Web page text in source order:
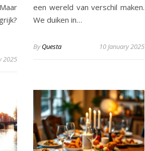
2025
een wereld van verschil maken.
We duiken in…
ByQuesta 10 January 2025